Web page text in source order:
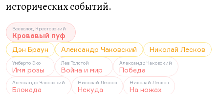
исторических событий.
Всеволод Крестовский
Кровавый пуф
Дэн Браун
Александр Чаковский Николай Лесков
Умберто Эко
Имя розы
Лев Толстой
Война и мир
Александр Чаковский
Победа
Александр Чаковский
Блокада
Николай Лесков
Некуда
Николай Лесков
На ножах